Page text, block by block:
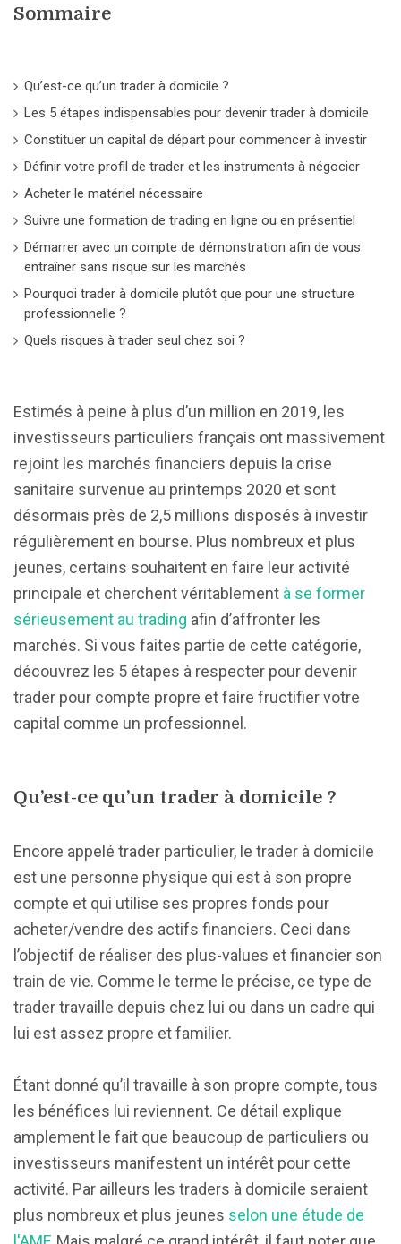
Sommaire
Qu’est-ce qu’un trader à domicile ?
Les 5 étapes indispensables pour devenir trader à domicile
Constituer un capital de départ pour commencer à investir
Définir votre profil de trader et les instruments à négocier
Acheter le matériel nécessaire
Suivre une formation de trading en ligne ou en présentiel
Démarrer avec un compte de démonstration afin de vous
entraîner sans risque sur les marchés
Pourquoi trader à domicile plutôt que pour une structure
professionnelle ?
Quels risques à trader seul chez soi ?
Estimés à peine à plus d’un million en 2019, les
investisseurs particuliers français ont massivement
rejoint les marchés financiers depuis la crise
sanitaire survenue au printemps 2020 et sont
désormais près de 2,5 millions disposés à investir
régulièrement en bourse. Plus nombreux et plus
jeunes, certains souhaitent en faire leur activité
principale et cherchent véritablement à se former
sérieusement au trading afin d’affronter les
marchés. Si vous faites partie de cette catégorie,
découvrez les 5 étapes à respecter pour devenir
trader pour compte propre et faire fructifier votre
capital comme un professionnel.
Qu’est-ce qu’un trader à domicile ?
Encore appelé trader particulier, le trader à domicile
est une personne physique qui est à son propre
compte et qui utilise ses propres fonds pour
acheter/vendre des actifs financiers. Ceci dans
l’objectif de réaliser des plus-values et financier son
train de vie. Comme le terme le précise, ce type de
trader travaille depuis chez lui ou dans un cadre qui
lui est assez propre et familier.
Étant donné qu’il travaille à son propre compte, tous
les bénéfices lui reviennent. Ce détail explique
amplement le fait que beaucoup de particuliers ou
investisseurs manifestent un intérêt pour cette
activité. Par ailleurs les traders à domicile seraient
plus nombreux et plus jeunes selon une étude de